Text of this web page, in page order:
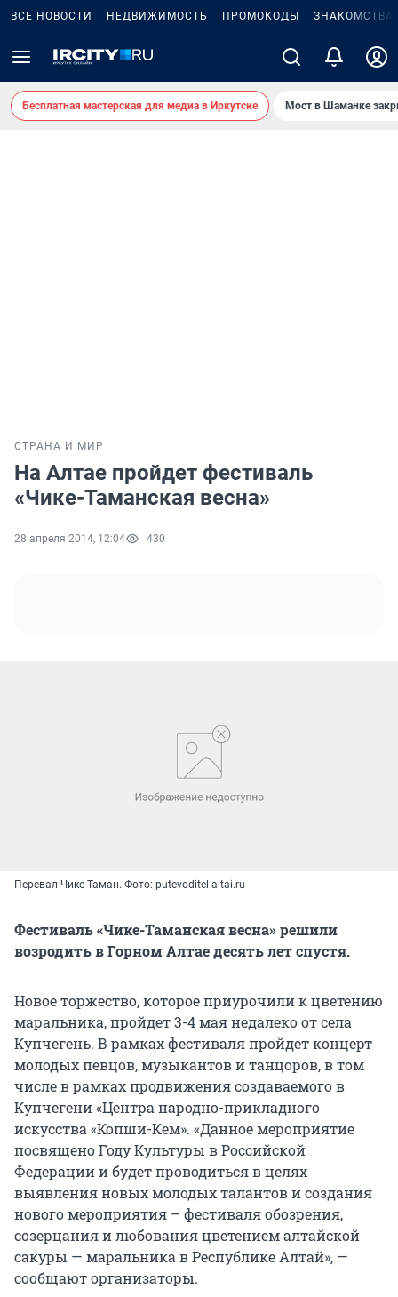
ВСЕ НОВОСТИ НЕДВИЖИМОСТЬ ПРОМОКОДЫ ЗНАКОМСТВА
Бесплатная мастерская для медиа в Иркутске Мост в Шаманке
СТРАНА И МИР
На Алтае пройдет фестиваль
«Чике-Таманская весна»
28 апреля 2014, 12:04 430
Перевал Чике-Таман. Фото: putevoditel-altai.ru
Фестиваль «Чике-Таманская весна» решили
возродить в Горном Алтае десять лет спустя.
Новое торжество, которое приурочили к цветению
маральника, пройдет 3-4 мая недалеко от села
Купчегень. В рамках фестиваля пройдет концерт
молодых певцов, музыкантов и танцоров, в том
числе в рамках продвижения создаваемого в
Купчегени «Центра народно-прикладного
искусства «Копши-Кем». «Данное мероприятие
посвящено Году Культуры в Российской
Федерации и будет проводиться в целях
выявления новых молодых талантов и создания
нового мероприятия – фестиваля обозрения,
созерцания и любования цветением алтайской
сакуры — маральника в Республике Алтай», —
сообщают организаторы.